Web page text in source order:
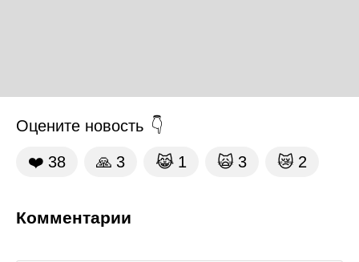
Оцените новость
❤️ 38 🙏 3 😹 1 🙀 3 😿 2
Комментарии